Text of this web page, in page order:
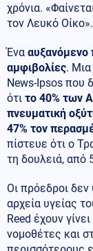
χρόνια.
τον Λευκό Οίκο».
Ένα αυξανόμενο
αμφιβολίες.
News-Ipsos που
ότι το 40% των
πνευματική
47% τον
πίστευε ότι ο
τη δουλειά, από
Οι πρόεδροι
αρχεία υγείας
Reed έχουν
νομοθέτες και